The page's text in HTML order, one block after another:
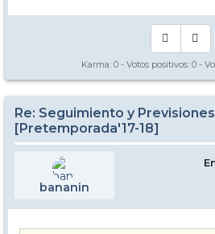
Karma: 0 - Votos positivos: 0 -
Re: Seguimiento y
[Pretemporada'17-18]
bananin